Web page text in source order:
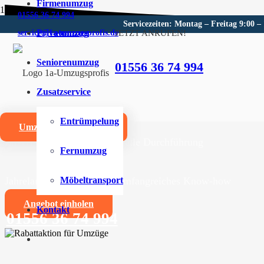
01556 36 74 994
service@1a-umzugsprofis.de
Servicezeiten: Montag – Freitag 9:00 –
JETZT ANRUFEN!
01556 36 74 994
Firmenumzug
Privatumzug
Seniorenumzug
Zusatzservice
Entrümpelung
Fernumzug
Möbeltransport
Kontakt
Umzugskostenrechner
Umzugsunternehmen für
Wir sind Ihr kompetentes Umzugsunternehmen für
Zuverlässige und professionelle Durchführung
Jahrelange Erfahrung und umfangreiches Know-how
Angebot einholen
01556 36 74 994